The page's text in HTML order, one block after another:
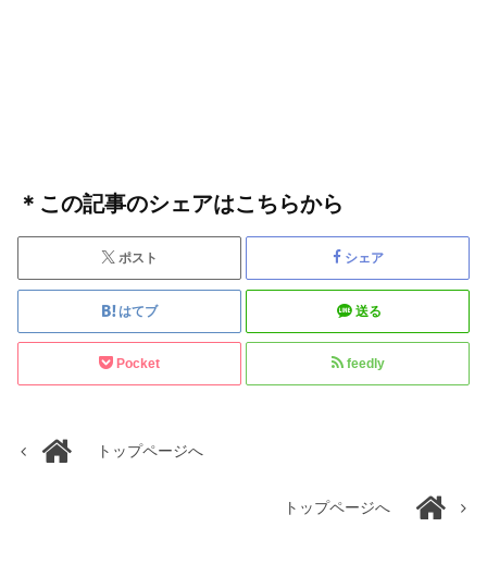
＊この記事のシェアはこちらから
ポスト シェア
はてブ 送る
Pocket feedly
トップページへ
トップページへ